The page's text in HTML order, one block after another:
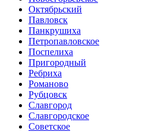
Октябрьский
Павловск
Панкрушиха
Петропавловское
Поспелиха
Пригородный
Ребриха
Романово
Рубцовск
Славгород
Славгородское
Советское